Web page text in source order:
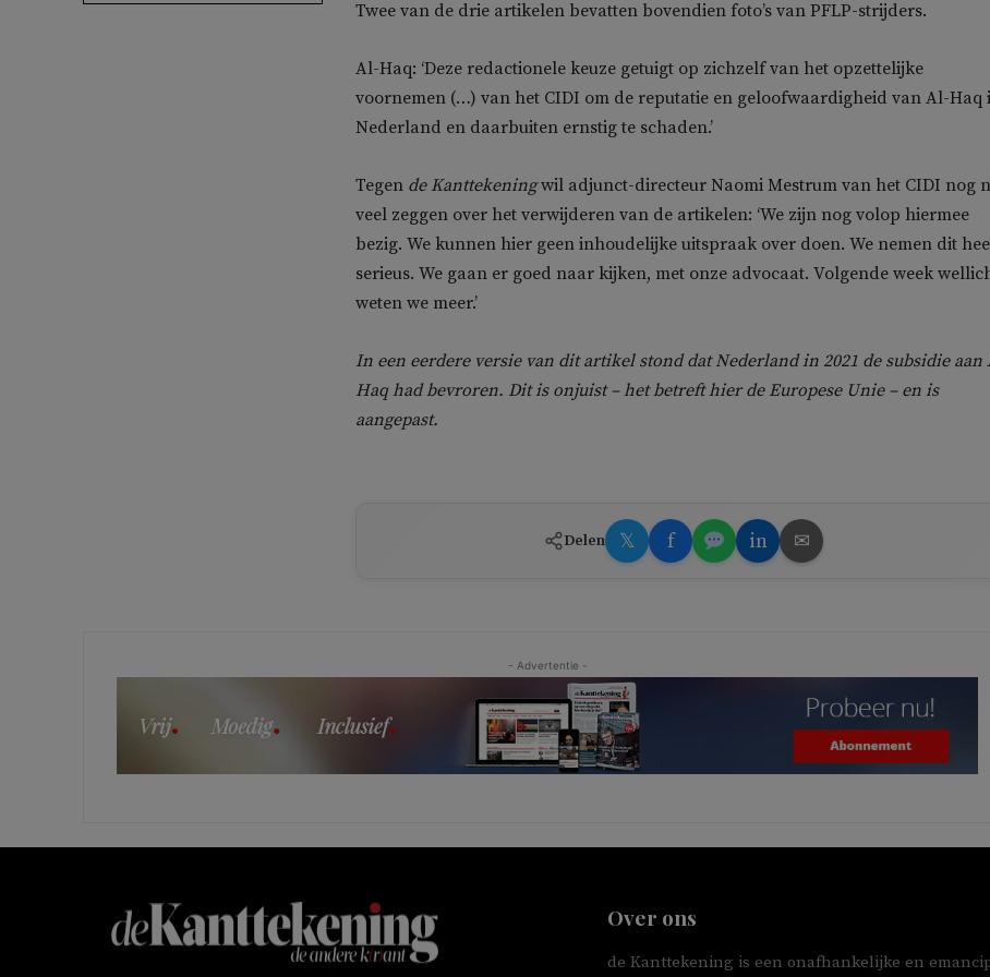
Twee van de drie artikelen bevatten bovendien foto’s van PFLP-strijders.
Al-Haq: ‘Deze redactionele keuze getuigt op zichzelf van het opzettelijke
voornemen (…) van het CIDI om de reputatie en geloofwaardigheid van Al-Haq
Nederland en daarbuiten ernstig te schaden.’
Tegen de Kanttekeningwil adjunct-directeur Naomi Mestrum van het CIDI nog
veel zeggen over het verwijderen van de artikelen: ‘We zijn nog volop hiermee
bezig. We kunnen hier geen inhoudelijke uitspraak over doen. We nemen dit
serieus. We gaan er goed naar kijken, met onze advocaat. Volgende week
weten we meer.’
In een eerdere versie van dit artikel stond dat Nederland in 2021 de subsidie aan
Haq had bevroren. Dit is onjuist – het betreft hier de Europese Unie – en is
aangepast.
Delen 𝕏 f in ✉
- Advertentie -
Over ons
de Kanttekening is een onafhankelijke en